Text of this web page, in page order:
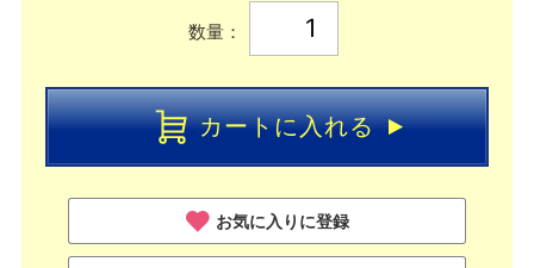
数量：
カートに入れる
お気に入りに登録